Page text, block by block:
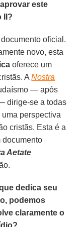
este
II?
oficial.
novo, esta
oferece um
ANostra
— após
dirige-se a todas
perspectiva
cristãs. Esta é a
documento
Aetate
dedica seu
podemos
claramente o